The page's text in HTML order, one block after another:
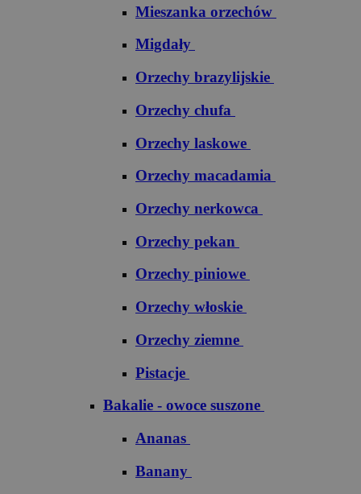
Mieszanka orzechów
Migdały
Orzechy brazylijskie
Orzechy chufa
Orzechy laskowe
Orzechy macadamia
Orzechy nerkowca
Orzechy pekan
Orzechy piniowe
Orzechy włoskie
Orzechy ziemne
Pistacje
Bakalie - owoce suszone
Ananas
Banany